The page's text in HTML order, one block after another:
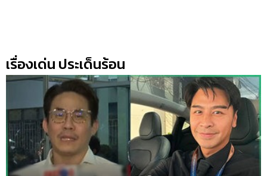
แจ้ง
ปัญหา
งาน
กับ
เรา
เรื่องเด่น ประเด็นร้อน